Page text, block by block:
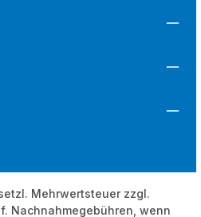
Mehrwertsteuer zzgl.
Nachnahmegebühren, wenn